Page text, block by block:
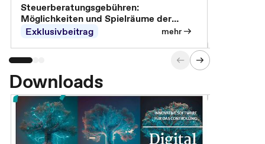
Steuerberatungsgebühren:
Möglichkeiten und Spielräume der
Abrechnung
Exklusivbeitrag mehr
Downloads